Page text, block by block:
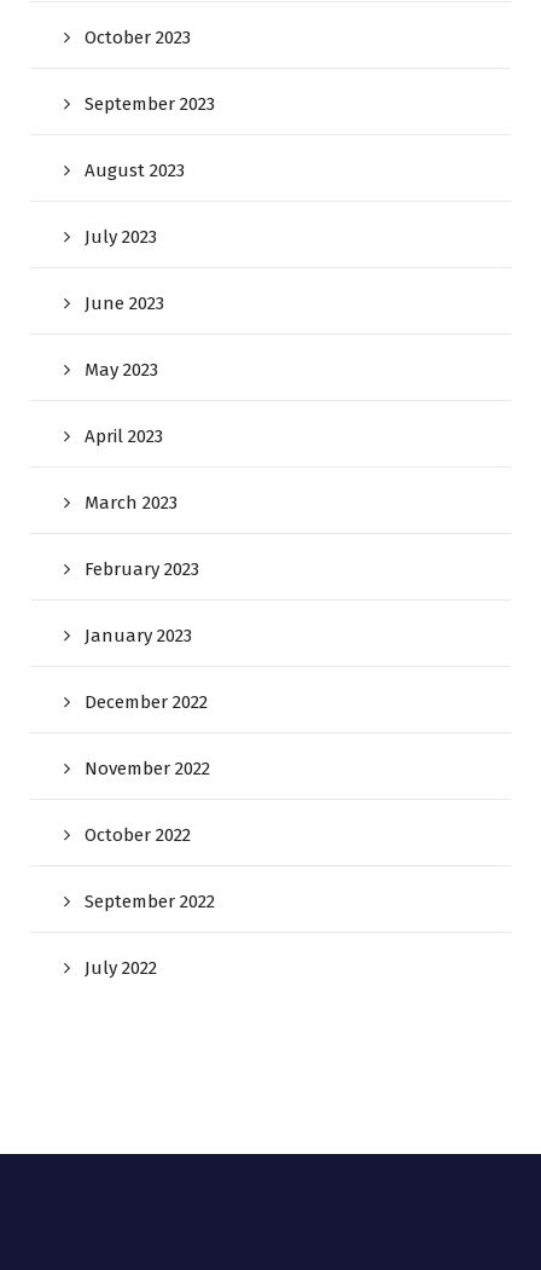
October 2023
September 2023
August 2023
July 2023
June 2023
May 2023
April 2023
March 2023
February 2023
January 2023
December 2022
November 2022
October 2022
September 2022
July 2022